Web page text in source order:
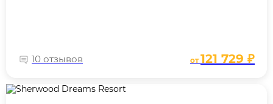
10 отзывов от121 729 ₽